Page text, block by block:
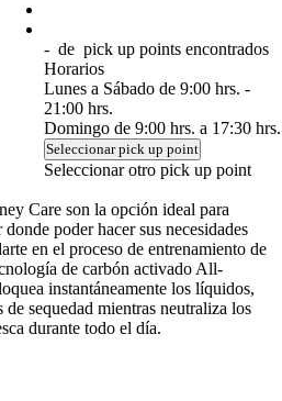
- de pick up points encontrados
Horarios
Lunes a Sábado de 9:00 hrs. -
21:00 hrs.
Domingo de 9:00 hrs. a 17:30 hrs.
Seleccionar pick up point
Seleccionar otro pick up point
Care son la opción ideal para
poder hacer sus necesidades
en el proceso de entrenamiento de
de carbón activado All-
instantáneamente los líquidos,
sequedad mientras neutraliza los
durante todo el día.